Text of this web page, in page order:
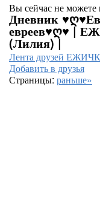
Вы сейчас не можете
Дневник
евреев♥ღ♥ |
(Лилия) |
Лента друзей
Добавить в друзья
Страницы: раньше»